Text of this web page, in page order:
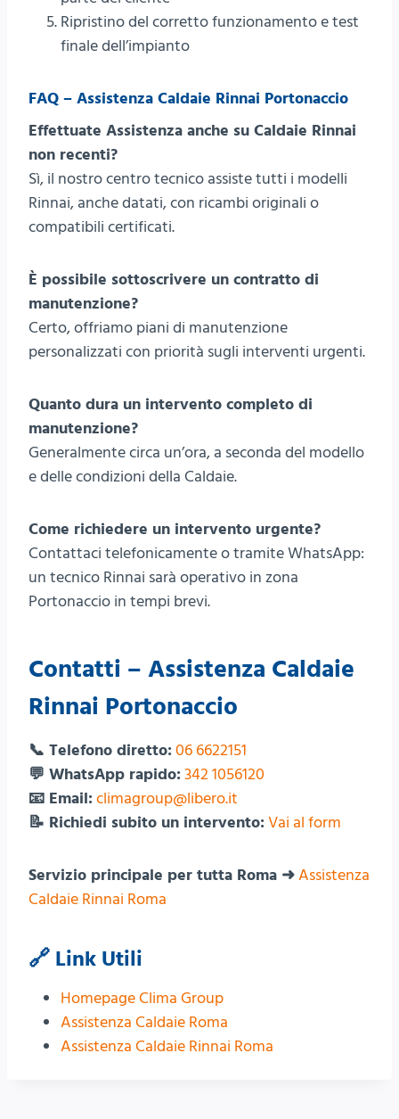
Ripristino del corretto funzionamento e test
finale dell’impianto
FAQ – Assistenza Caldaie Rinnai Portonaccio
Effettuate Assistenza anche su Caldaie Rinnai
non recenti?
Sì, il nostro centro tecnico assiste tutti i modelli
Rinnai, anche datati, con ricambi originali o
compatibili certificati.
È possibile sottoscrivere un contratto di
manutenzione?
Certo, offriamo piani di manutenzione
personalizzati con priorità sugli interventi urgenti.
Quanto dura un intervento completo di
manutenzione?
Generalmente circa un’ora, a seconda del modello
e delle condizioni della Caldaie.
Come richiedere un intervento urgente?
Contattaci telefonicamente o tramite WhatsApp:
un tecnico Rinnai sarà operativo in zona
Portonaccio in tempi brevi.
Contatti – Assistenza Caldaie
Rinnai Portonaccio
📞 Telefono diretto: 06 6622151
💬 WhatsApp rapido: 342 1056120
📧 Email: climagroup@libero.it
📝 Richiedi subito un intervento: Vai al form
Servizio principale per tutta Roma ➜Assistenza
Caldaie Rinnai Roma
🔗 Link Utili
Homepage Clima Group
Assistenza Caldaie Roma
Assistenza Caldaie Rinnai Roma